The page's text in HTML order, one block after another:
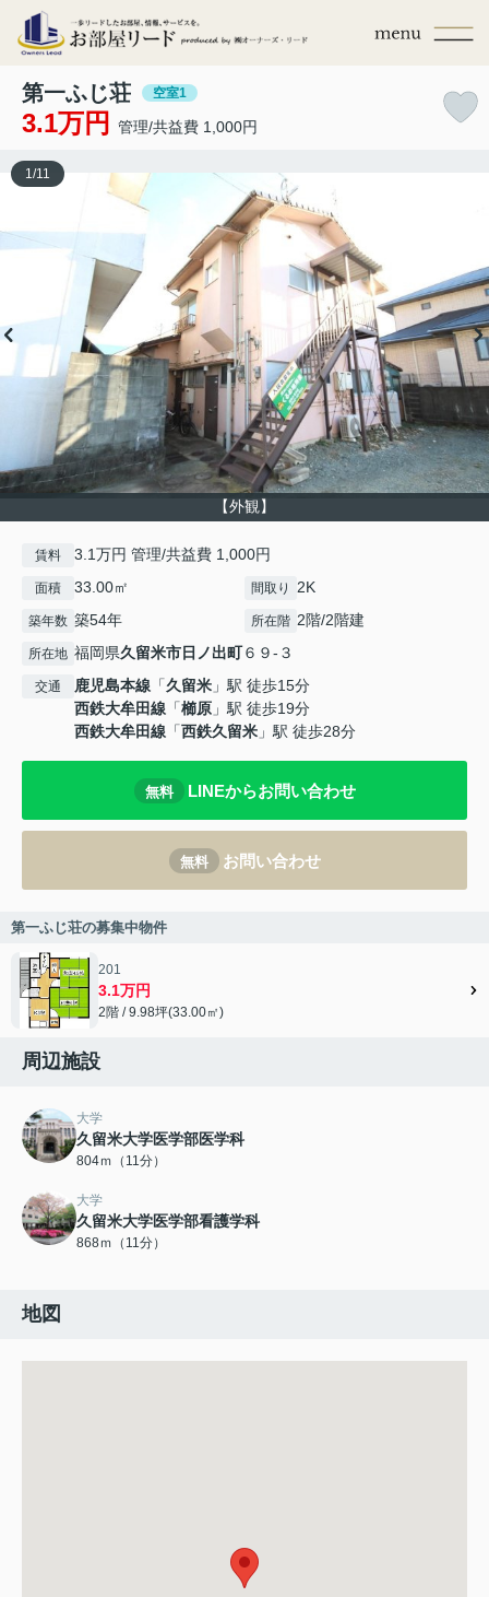
第一ふじ荘 空室1
3.1万円 管理/共益費 1,000円
【外観】
1 /11
賃料 3.1万円 管理/共益費 1,000円
面積 33.00㎡ 間取り 2K
築年数 築54年 所在階 2階/2階建
所在地 福岡県久留米市日ノ出町６９-３
交通 鹿児島本線 「久留米 」駅 徒歩15分
西鉄大牟田線 「櫛原 」駅 徒歩19分
西鉄大牟田線 「西鉄久留米 」駅 徒歩28分
無料 LINEからお問い合わせ
無料 お問い合わせ
第一ふじ荘の募集中物件
201
3.1万円
2階 / 9.98坪(33.00㎡)
周辺施設
大学
久留米大学医学部医学科
804ｍ（11分）
大学
久留米大学医学部看護学科
868ｍ（11分）
地図